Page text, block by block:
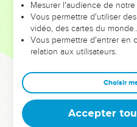
Et [lui] dit : lève-toi, et
et t'en va au pays d'Israël ;
vie au petit enfant sont morts.
21
et s'en vint au pays d'Israël.
Mais quand il eut appris
la place d'Hérode son père, il
divinement averti dans un
Mesurer l'audience de notre
Vous permettre d'utiliser
vidéo, des cartes du
Vous permettre d'entrer en
relation aux utilisateurs.
Choisir
Accepter